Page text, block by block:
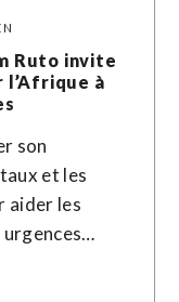
Ruto invite
l’Afrique à
son
et les
aider les
urgences…